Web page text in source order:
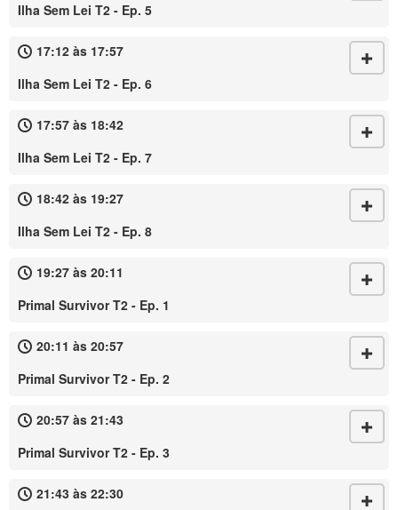
Ilha Sem Lei T2 - Ep. 5
17:12 às 17:57
Ilha Sem Lei T2 - Ep. 6
17:57 às 18:42
Ilha Sem Lei T2 - Ep. 7
18:42 às 19:27
Ilha Sem Lei T2 - Ep. 8
19:27 às 20:11
Primal Survivor T2 - Ep. 1
20:11 às 20:57
Primal Survivor T2 - Ep. 2
20:57 às 21:43
Primal Survivor T2 - Ep. 3
21:43 às 22:30